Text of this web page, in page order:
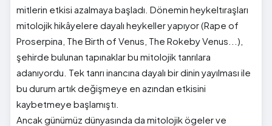
mitlerin etkisi azalmaya başladı. Dönemin heykeltıraşları
mitolojik hikâyelere dayalı heykeller yapıyor (Rape of
Proserpina, The Birth of Venus, The Rokeby Venus...),
şehirde bulunan tapınaklar bu mitolojik tanrılara
adanıyordu. Tek tanrı inancına dayalı bir dinin yayılması ile
bu durum artık değişmeye en azından etkisini
kaybetmeye başlamıştı.
Ancak günümüz dünyasında da mitolojik ögeler ve